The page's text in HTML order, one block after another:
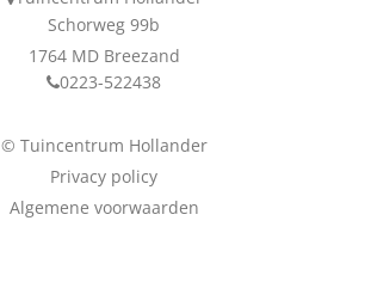
Schorweg 99b
1764 MD Breezand
0223-522438
© Tuincentrum Hollander
Privacy policy
Algemene voorwaarden